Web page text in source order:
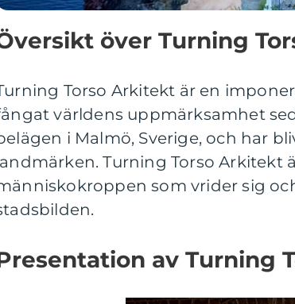
över Turning
Torso Arkitekt är en
världens uppmärksamhet
i Malmö, Sverige, och har
Turning Torso Arkitekt
som vrider sig
av Turning